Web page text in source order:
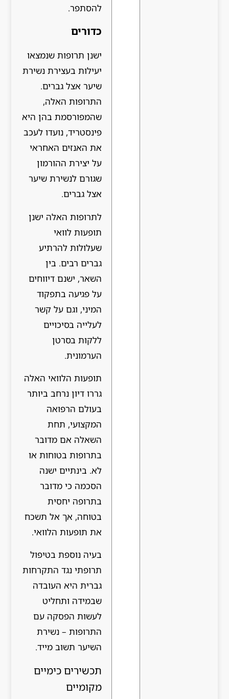
להסתפר.
כדורים
ישנן תרופות שנמצאו
יעילות בעצירת נשירת
שיער אצל גברים.
התרופות האלה,
שהמפורסמת בהן היא
פינסטריד, נועדו לעכב
את האנזים האחראי
על יצירת ההורמון
שגורם לנשירת שיער
אצל גברים.
לתרופות האלה ישנן
תופעות לוואי
שעלולות להרתיע
גברים רבים. בין
השאר, ישנם דיווחים
על פגיעה בתפקוד
המיני, וגם על קשר
לעלייה בסיכויים
ללקות בסרטן
הערמונית.
תופעות הלוואי האלה
גררו דיון נרחב ביותר
בעולם הרפואה
המקצועי, תחת
השאלה אם מדובר
בתרופות בטוחות או
לא. בינתיים ישנה
הסכמה כי מדובר
בתרופה יחסית
בטוחה, אך אל תשכח
את תופעות הלוואי.
בעיה נוספת בטיפול
תרופתי נגד התקרחות
גברית היא העובדה
שבמידה ותחליט
לעשות הפסקה עם
התרופות – נשירת
השיער תשוב מייד.
תכשירים כימיים
מקומיים